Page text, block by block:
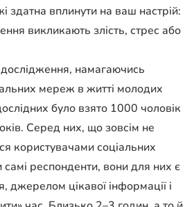
здатна вплинути на ваш настрій:
викликають злість, стрес або
намагаючись
мереж в житті молодих
було взято 1000 чоловік
Серед них, що зовсім не
користувачами соціальних
респонденти, вони для них є
джерелом цікавої інформації і